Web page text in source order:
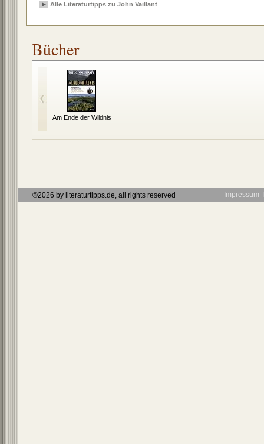
Alle Literaturtipps zu John Vaillant
Bücher
Am Ende der Wildnis
©2026 by literaturtipps.de, all rights reserved Impressum